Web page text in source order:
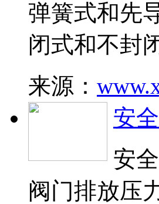
弹簧式和先
闭式和不封
来源：
安
安
阀门排放压